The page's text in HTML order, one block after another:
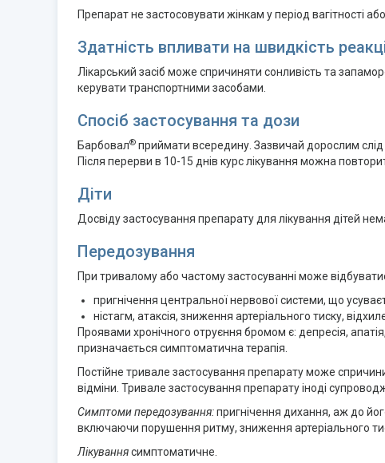
Препарат не застосовувати жінкам у період вагітності
Здатність впливати на швидкість
Лікарський засіб може спричиняти сонливість та
керувати транспортними засобами.
Спосіб застосування та дози
Барбовал® приймати всередину. Зазвичай дорослим
Після перерви в 10-15 днів курс лікування можна
Діти
Досвіду застосування препарату для лікування дітей
Передозування
При тривалому або частому застосуванні може
пригнічення центральної нервової системи, що
ністагм, атаксія, зниження артеріального тиску,
Проявами хронічного отруєння бромом є: депресія,
призначається симптоматична терапія.
Постійне тривале застосування препарату може
відміни. Тривале застосування препарату іноді
Симптоми передозування:пригнічення дихання, аж до
включаючи порушення ритму, зниження артеріального
Лікуваннясимптоматичне.